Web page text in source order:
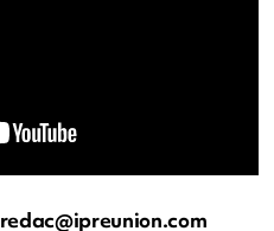
redac@ipreunion.com